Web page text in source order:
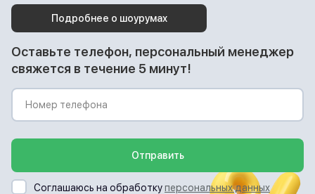
Подробнее о шоурумах
Оставьте телефон, персональный менеджер
свяжется в течение 5 минут!
Отправить
Соглашаюсь на обработкуперсональных данных